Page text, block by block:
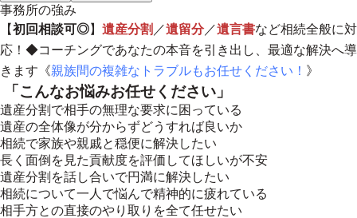
事務所の強み
【初回相談可◎】 遺産分割 ／遺留分／遺言書など相続全般に対
応！◆コーチングであなたの本音を引き出し、最適な解決へ導
きます《親族間の複雑なトラブルもお任せください！ 》
「こんなお悩みお任せください」
遺産分割で相手の無理な要求に困っている
遺産の全体像が分からずどうすれば良いか
相続で家族や親戚と穏便に解決したい
長く面倒を見た貢献度を評価してほしいが不安
遺産分割を話し合いで円満に解決したい
相続について一人で悩んで精神的に疲れている
相手方との直接のやり取りを全て任せたい